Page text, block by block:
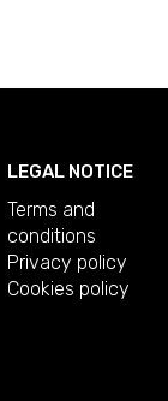
LEGAL NOTICE
Terms and
conditions
Privacy policy
Cookies policy